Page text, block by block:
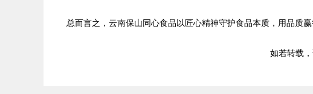
总而言之，云南保山同心食品以匠心精神守护食品本质，用品质
如若转载